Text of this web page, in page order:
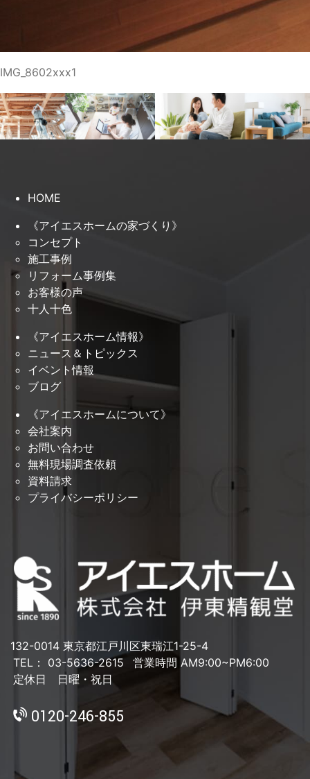
IMG_8602xxx1
HOME
《アイエスホームの家づくり》
コンセプト
施工事例
リフォーム事例集
お客様の声
十人十色
《アイエスホーム情報》
ニュース＆トピックス
イベント情報
ブログ
《アイエスホームについて》
会社案内
お問い合わせ
無料現場調査依頼
資料請求
プライバシーポリシー
132-0014 東京都江戸川区東瑞江1-25-4
TEL： 03-5636-2615
営業時間 AM9:00~PM6:00
定休日 日曜・祝日
0120-246-855